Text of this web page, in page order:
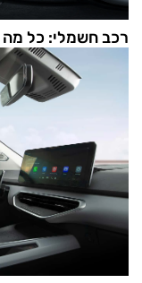
רכב חשמלי: כל